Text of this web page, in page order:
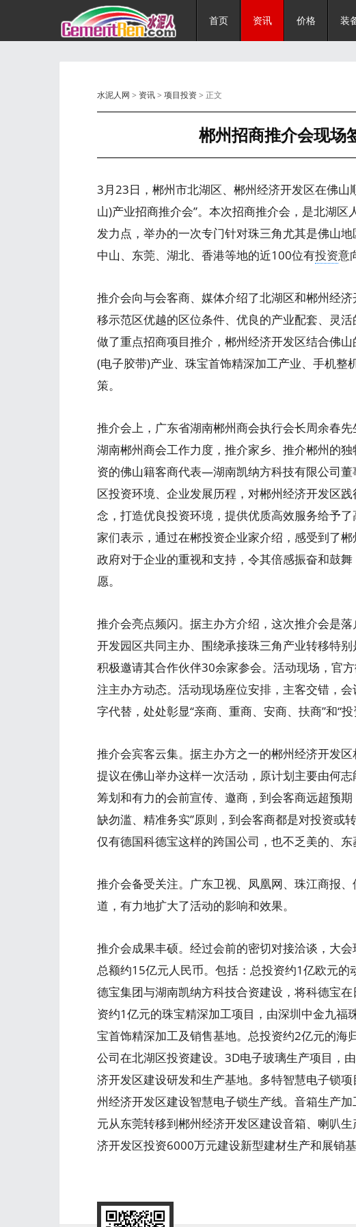
首页 资讯 价格 装
水泥人网 > 资讯> 项目投资> 正文
郴州招商推介会现场
3月23日，郴州市北湖区、郴州经济开发区在佛
山)产业招商推介会”。本次招商推介会，是北湖
发力点，举办的一次专门针对珠三角尤其是佛山
中山、东莞、湖北、香港等地的近100位有投资意
推介会向与会客商、媒体介绍了北湖区和郴州经
移示范区优越的区位条件、优良的产业配套、灵
做了重点招商项目推介，郴州经济开发区结合佛
(电子胶带)产业、珠宝首饰精深加工产业、手机
策。
推介会上，广东省湖南郴州商会执行会长周余春
湖南郴州商会工作力度，推介家乡、推介郴州的
资的佛山籍客商代表—湖南凯纳方科技有限公司
区投资环境、企业发展历程，对郴州经济开发区
念，打造优良投资环境，提供优质高效服务给予
家们表示，通过在郴投资企业家介绍，感受到了
政府对于企业的重视和支持，令其倍感振奋和鼓
愿。
推介会亮点频闪。据主办方介绍，这次推介会是
开发园区共同主办、围绕承接珠三角产业转移特
积极邀请其合作伙伴30余家参会。活动现场，官
注主办方动态。活动现场座位安排，主客交错，
字代替，处处彰显“亲商、重商、安商、扶商”和“投
推介会宾客云集。据主办方之一的郴州经济开发
提议在佛山举办这样一次活动，原计划主要由何
筹划和有力的会前宣传、邀商，到会客商远超预
缺勿滥、精准务实”原则，到会客商都是对投资或
仅有德国科德宝这样的跨国公司，也不乏美的、
推介会备受关注。广东卫视、凤凰网、珠江商报
道，有力地扩大了活动的影响和效果。
推介会成果丰硕。经过会前的密切对接洽谈，大
总额约15亿元人民币。包括：总投资约1亿欧元
德宝集团与湖南凯纳方科技合资建设，将科德宝
资约1亿元的珠宝精深加工项目，由深圳中金九
宝首饰精深加工及销售基地。总投资约2亿元的海
公司在北湖区投资建设。3D电子玻璃生产项目，
济开发区建设研发和生产基地。多特智慧电子锁
州经济开发区建设智慧电子锁生产线。音箱生产
元从东莞转移到郴州经济开发区建设音箱、喇叭
济开发区投资6000万元建设新型建材生产和展销基